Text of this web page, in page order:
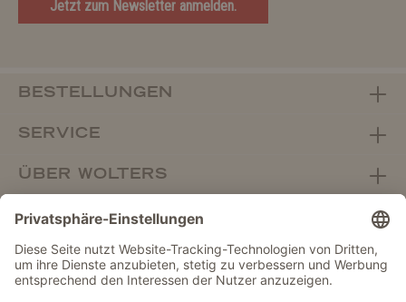
Jetzt zum Newsletter anmelden.
BESTELLUNGEN
SERVICE
ÜBER WOLTERS
FACHHANDEL
Vertrag widerrufen